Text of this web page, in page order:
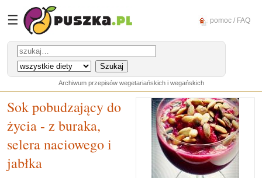
☰ pomoc / FAQ
Archiwum przepisów wegetariańskich i wegańskich
Sok pobudzający do
życia - z buraka,
selera naciowego i
jabłka